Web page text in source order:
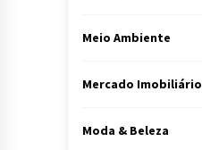
Meio Ambiente
Mercado Imobiliário
Moda & Beleza